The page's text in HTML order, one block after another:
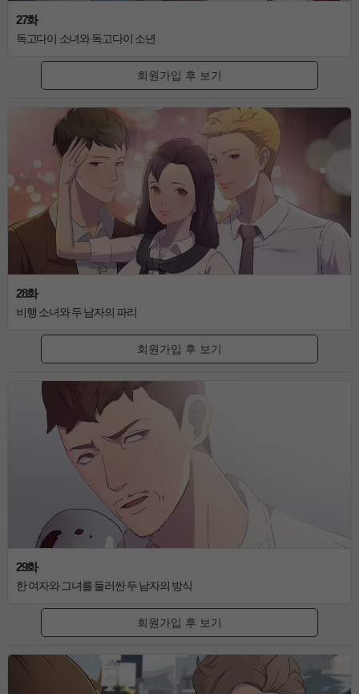
27화
독고다이 소녀와 독고다이 소년
회원가입 후 보기
28화
비행 소녀와 두 남자의 파리
회원가입 후 보기
29화
한 여자와 그녀를 둘러싼 두 남자의 방식
회원가입 후 보기